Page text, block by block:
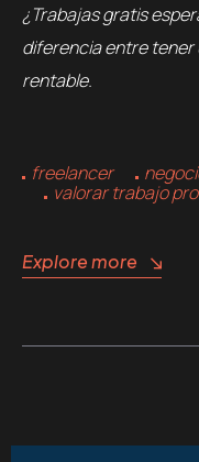
¿Trabajas gratis
diferencia entre tener
rentable.
freelancer
valorar trabajo
Explore more